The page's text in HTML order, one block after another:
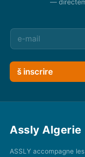
š inscrire
Assly Algerie
ASSLY accompagne